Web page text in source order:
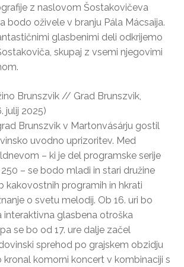
z naslovom Šostakovičeva
bodo oživele v branju Pála Mácsaija.
glasbenimi deli odkrijemo
skupaj z vsemi njegovimi
Brunszvik // Grad Brunszvik,
julij 2025)
Brunszvik v Martonvásárju gostil
uvodno uprizoritev. Med
– ki je del programske serije
– se bodo mladi in stari družine
kakovostnih programih in hkrati
o svetu melodij. Ob 16. uri bo
interaktivna glasbena otroška
se bo od 17. ure dalje začel
sprehod po grajskem obzidju
kronal komorni koncert v kombinaciji s